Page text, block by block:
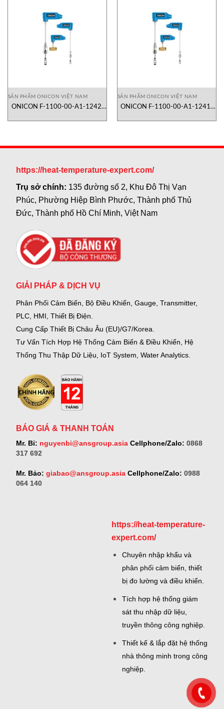
SẢN PHẨM ONICON VIỆT NAM
ONICON F-1100-00-A1-1242|
insertion
SẢN PHẨM ONICON VIỆT NAM
ONICON F-1100-00-A1-1241-
insertion
https://heat-temperature-expert.com/
Trụ sở chính: 135 đường số 2, Khu Đô Thị Vạn
Phúc, Phường Hiệp Bình Phước, Thành phố Thủ
Đức, Thành phố Hồ Chí Minh, Việt Nam
GIẢI PHÁP & DỊCH VỤ
Phân Phối Cảm Biến, Bộ Điều Khiển, Gauge, Transmitter,
PLC, HMI, Thiết Bị Điện.
Cung Cấp Thiết Bị Châu Âu (EU)/G7/Korea.
Tư Vấn Tích Hợp Hệ Thống Cảm Biến & Điều Khiển, Hệ
Thống Thu Thập Dữ Liệu, IoT System, Water Analytics.
BÁO GIÁ & THANH TOÁN
Mr. Bỉ: nguyenbi@ansgroup.asiaCellphone/Zalo: 0868
317 692
Mr. Bảo: giabao@ansgroup.asiaCellphone/Zalo: 0988
064 140
https://heat-temperature-
expert.com/
Chuyên nhập khẩu và
phân phối cảm biến, thiết
bị đo lường và điều khiển.
Tích hợp hệ thống giám
sát thu nhập dữ liệu,
truyền thông công nghiệp.
Thiết kế & lắp đặt hệ thống
nhà thông minh trong công
nghiệp.